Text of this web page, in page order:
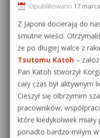
Opublikowano 17
Z Japonii docierają do
smutne wieści.
że po długiej walce z
Tsutomu Katoh –
Pan Katoh stworzył
cały czas był aktywnym
Cieszył się olbrzymim
pracowników,
które kiedykolwiek miały
ponadto bardzo miłym